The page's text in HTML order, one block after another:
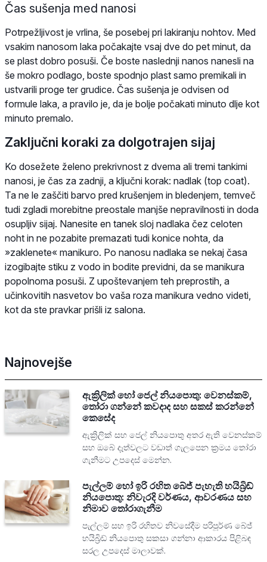
Čas sušenja med nanosi
Potrpežljivost je vrlina, še posebej pri lakiranju nohtov. Med
vsakim nanosom laka počakajte vsaj dve do pet minut, da
se plast dobro posuši. Če boste naslednji nanos nanesli na
še mokro podlago, boste spodnjo plast samo premikali in
ustvarili proge ter grudice. Čas sušenja je odvisen od
formule laka, a pravilo je, da je bolje počakati minuto dlje kot
minuto premalo.
Zaključni koraki za dolgotrajen sijaj
Ko dosežete želeno prekrivnost z dvema ali tremi tankimi
nanosi, je čas za zadnji, a ključni korak: nadlak (top coat).
Ta ne le zaščiti barvo pred krušenjem in bledenjem, temveč
tudi zgladi morebitne preostale manjše nepravilnosti in doda
osupljiv sijaj. Nanesite en tanek sloj nadlaka čez celoten
noht in ne pozabite premazati tudi konice nohta, da
»zaklenete« manikuro. Po nanosu nadlaka se nekaj časa
izogibajte stiku z vodo in bodite previdni, da se manikura
popolnoma posuši. Z upoštevanjem teh preprostih, a
učinkovitih nasvetov bo vaša roza manikura vedno videti,
kot da ste pravkar prišli iz salona.
Najnovejše
ඇක්‍රිලික් හෝ ජෙල් නියපොතු: වෙනස්කම්,
තෝරා ගන්නේ කවදාද සහ සකස් කරන්නේ
කෙසේද
ඇක්‍රිලික් සහ ජෙල් නියපොතු අතර ඇති වෙනස්කම්
සහ ඔබේ දෑත්වලට වඩාත් ගැලපෙන ක්‍රමය තෝරා
ගැනීමට උපදෙස් මෙන්න.
පැල්ලම් හෝ ඉරි රහිත බේජ් පැහැති හයිබ්‍රිඩ්
නියපොතු: නිවැරදි වර්ණය, ආවරණය සහ
නිමාව තෝරාගැනීම
පැල්ලම් සහ ඉරි රහිතව නිවසේදීම පරිපූර්ණ බේජ්
හයිබ්‍රිඩ් නියපොතු සකසා ගන්නා ආකාරය පිළිබඳ
සරල උපදෙස් මාලාවක්.